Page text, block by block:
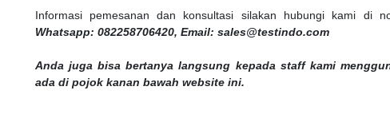
Informasi pemesanan dan konsultasi silakan hubungi kami di
Whatsapp: 082258706420, Email: sales@testindo.com
Anda juga bisa bertanya langsung kepada staff kami
ada di pojok kanan bawah website ini.